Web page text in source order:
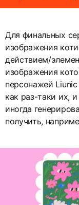
Для финальных
изображения
действием/
изображения
персонажей
как раз-таки их,
иногда
получить,